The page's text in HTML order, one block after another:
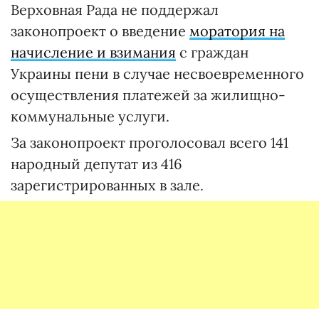
Верховная Рада не поддержал
законопроект о введение моратория на
начисление и взимания с граждан
Украины пени в случае несвоевременного
осуществления платежей за жилищно-
коммунальные услуги.
За законопроект проголосовал всего 141
народный депутат из 416
зарегистрированных в зале.